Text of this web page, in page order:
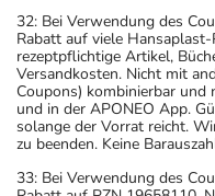
32: Bei Verwendung des
Rabatt auf viele
rezeptpflichtige Artikel,
Versandkosten. Nicht mit
Coupons) kombinierbar
und in der APONEO App.
solange der Vorrat reicht.
zu beenden. Keine
33: Bei Verwendung des